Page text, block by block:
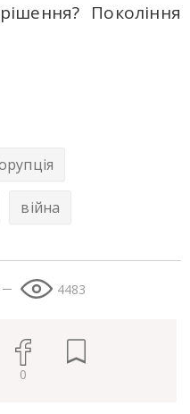
Покоління
війна
4483
0